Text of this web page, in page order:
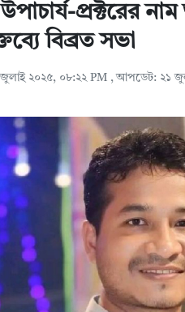
প্রক্টরের
বিব্রত সভা
২০২৫, ০৮:২২ PM , আপডেট: ২১